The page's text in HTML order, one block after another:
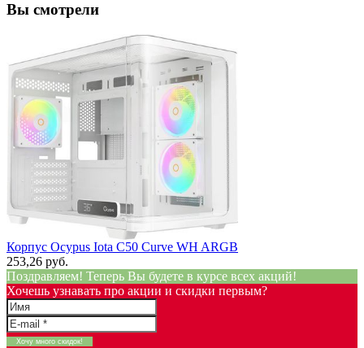
Вы смотрели
Корпус Ocypus Iota C50 Curve WH ARGB
253,26 руб.
Поздравляем! Теперь Вы будете в курсе всех акций!
Хочешь узнавать про акции и скидки первым?